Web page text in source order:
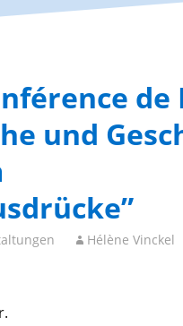
de
und
Hélène Vinckel